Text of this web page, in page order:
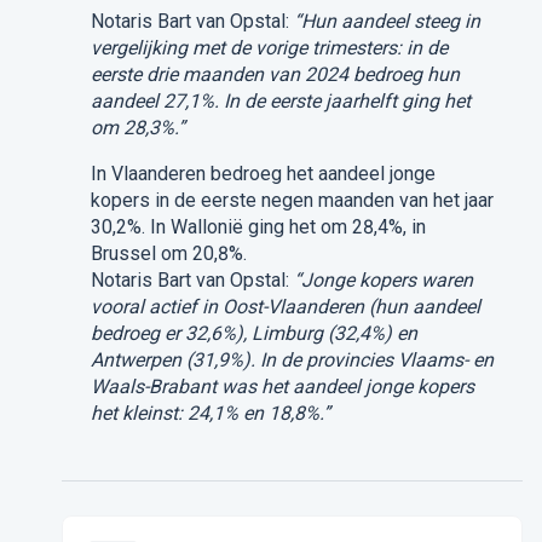
Notaris Bart van Opstal: “Hun aandeel steeg in
vergelijking met de vorige trimesters: in de
eerste drie maanden van 2024 bedroeg hun
aandeel 27,1%. In de eerste jaarhelft ging het
om 28,3%.”
In Vlaanderen bedroeg het aandeel jonge
kopers in de eerste negen maanden van het jaar
30,2%. In Wallonië ging het om 28,4%, in
Brussel om 20,8%.
Notaris Bart van Opstal: “Jonge kopers waren
vooral actief in Oost-Vlaanderen (hun aandeel
bedroeg er 32,6%), Limburg (32,4%) en
Antwerpen (31,9%). In de provincies Vlaams- en
Waals-Brabant was het aandeel jonge kopers
het kleinst: 24,1% en 18,8%.”